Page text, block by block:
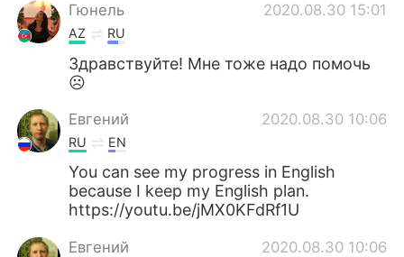
Гюнель 2020.08.30 15:01
AZ RU
Здравствуйте! Мне тоже надо помочь
☹️
Евгений 2020.08.30 10:06
RU EN
You can see my progress in English
because I keep my English plan.
https://youtu.be/jMX0KFdRf1U
Евгений 2020.08.30 10:06